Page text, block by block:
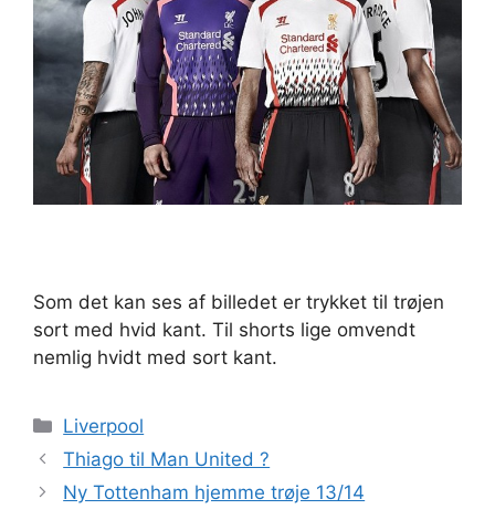
Som det kan ses af billedet er trykket til trøjen
sort med hvid kant. Til shorts lige omvendt
nemlig hvidt med sort kant.
Kategorier
Liverpool
Thiago til Man United ?
Ny Tottenham hjemme trøje 13/14